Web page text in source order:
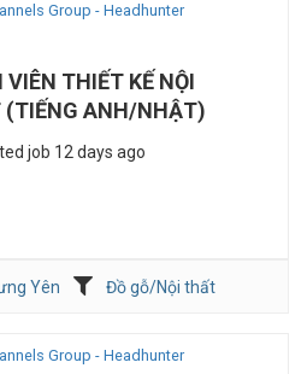
Group - Headhunter
VIÊN THIẾT KẾ NỘI
(TIẾNG ANH/NHẬT)
job 12 days ago
Yên
Đồ gỗ/Nội thất
Group - Headhunter